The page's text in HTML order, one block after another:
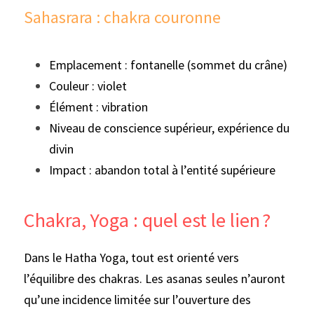
Sahasrara : chakra couronne
Emplacement : fontanelle (sommet du crâne)
Couleur : violet
Élément : vibration
Niveau de conscience supérieur, expérience du
divin
Impact : abandon total à l’entité supérieure
Chakra, Yoga : quel est le lien ?
Dans le Hatha Yoga, tout est orienté vers
l’équilibre des chakras. Les asanas seules n’auront
qu’une incidence limitée sur l’ouverture des